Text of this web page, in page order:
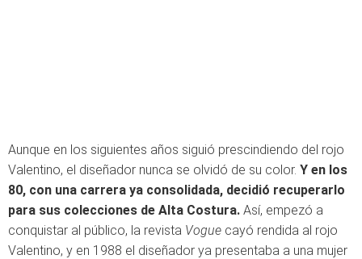
Aunque en los siguientes años siguió prescindiendo del rojo
Valentino, el diseñador nunca se olvidó de su color. Y en los
80, con una carrera ya consolidada, decidió recuperarlo
para sus colecciones de Alta Costura. Así, empezó a
conquistar al público, la revista Vogue cayó rendida al rojo
Valentino, y en 1988 el diseñador ya presentaba a una mujer